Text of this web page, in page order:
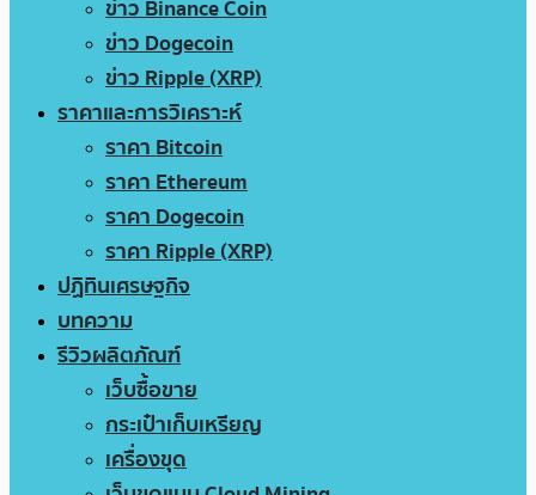
ข่าว Binance Coin
ข่าว Dogecoin
ข่าว Ripple (XRP)
ราคาและการวิเคราะห์
ราคา Bitcoin
ราคา Ethereum
ราคา Dogecoin
ราคา Ripple (XRP)
ปฏิทินเศรษฐกิจ
บทความ
รีวิวผลิตภัณฑ์
เว็บซื้อขาย
กระเป๋าเก็บเหรียญ
เครื่องขุด